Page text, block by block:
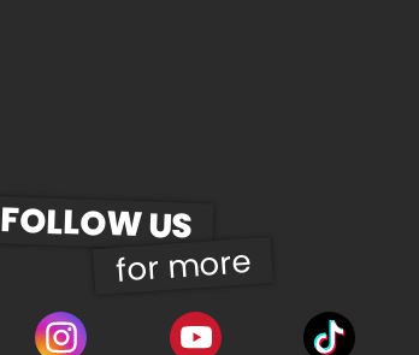
FOLLOW US
for more